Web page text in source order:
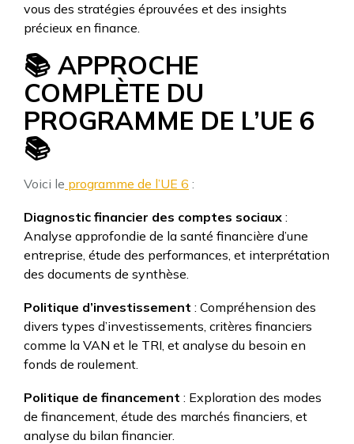
vous des stratégies éprouvées et des insights
précieux en finance.
📚 APPROCHE
COMPLÈTE DU
PROGRAMME DE L’UE 6
📚
Voici le programme de l’UE 6 :
Diagnostic financier des comptes sociaux :
Analyse approfondie de la santé financière d’une
entreprise, étude des performances, et interprétation
des documents de synthèse.
Politique d’investissement : Compréhension des
divers types d’investissements, critères financiers
comme la VAN et le TRI, et analyse du besoin en
fonds de roulement.
Politique de financement : Exploration des modes
de financement, étude des marchés financiers, et
analyse du bilan financier.